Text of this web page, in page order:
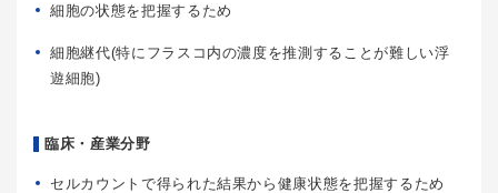
細胞の状態を把握するため
細胞継代(特にフラスコ内の濃度を推測することが難しい浮
遊細胞)
臨床・産業分野
セルカウントで得られた結果から健康状態を把握するため